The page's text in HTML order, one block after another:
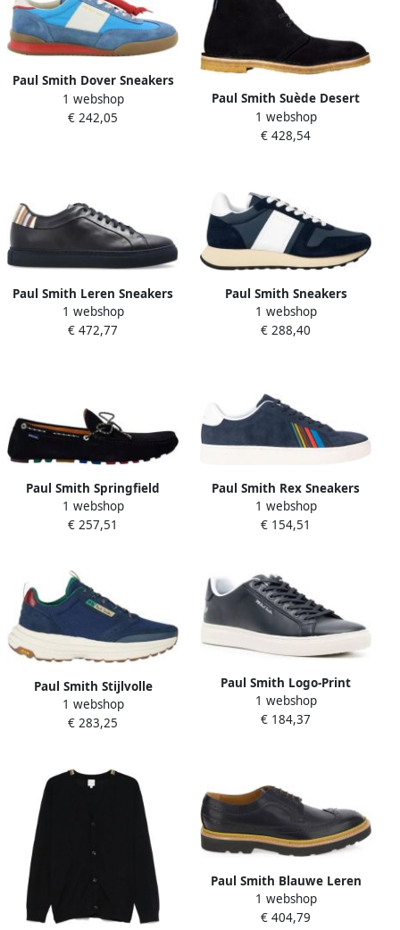
Paul Smith Dover Sneakers
1 webshop
€ 242,05
Paul Smith Suède Desert
Boots
1 webshop
€ 428,54
Paul Smith Leren Sneakers
1 webshop
€ 472,77
Paul Smith Sneakers
Eighties
1 webshop
€ 288,40
Paul Smith Springfield
Suede Mocassin
1 webshop
€ 257,51
Paul Smith Rex Sneakers
1 webshop
€ 154,51
Paul Smith Stijlvolle
Sneakers
1 webshop
€ 283,25
Paul Smith Logo-Print
Veterschoenen
1 webshop
€ 184,37
Paul Smith Blauwe Leren
Count Schoenen met
Rubberen Zool Blue Heren
1 webshop
€ 404,79